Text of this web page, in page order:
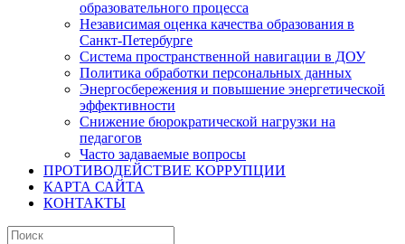
образовательного процесса
Независимая оценка качества образования в
Санкт-Петербурге
Система пространственной навигации в ДОУ
Политика обработки персональных данных
Энергосбережения и повышение энергетической
эффективности
Снижение бюрократической нагрузки на
педагогов
Часто задаваемые вопросы
ПРОТИВОДЕЙСТВИЕ КОРРУПЦИИ
КАРТА САЙТА
КОНТАКТЫ